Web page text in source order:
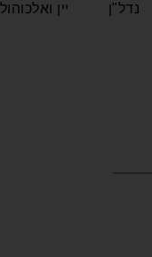
נדל"ן יין ואלכוהול